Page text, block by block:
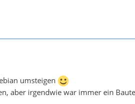
umsteigen
aber irgendwie war immer ein